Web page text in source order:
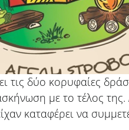
τις δύο κορυφαίες
με το τέλος
καταφέρει να